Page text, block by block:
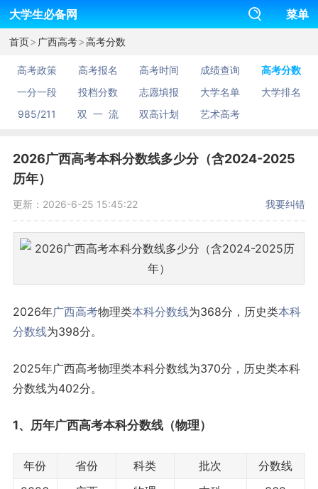
大学生必备网 菜单
首页> 广西高考>高考分数
高考政策 高考报名 高考时间 成绩查询
高考分数
一分一段
投档分数 志愿填报 大学名单
大学排名
985/211
双 一 流 双高计划 艺术高考
2026广西高考本科分数线多少分（含2024-2025
历年）
更新：2026-6-25 15:45:22 我要纠错
2026年广西高考物理类本科分数线为368分，历史类本科
分数线为398分。
2025年广西高考物理类本科分数线为370分，历史类本科
分数线为402分。
1、历年广西高考本科分数线（物理）
年份 省份 科类 批次
分数线